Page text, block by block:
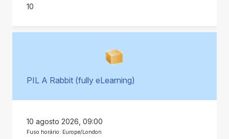
10
PIL A Rabbit (fully eLearning)
10 agosto 2026, 09:00
Fuso horário: Europe/London